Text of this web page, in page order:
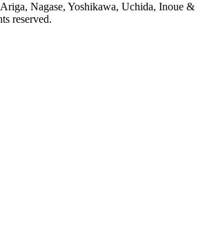
Nagase, Yoshikawa, Uchida, Inoue &
reserved.